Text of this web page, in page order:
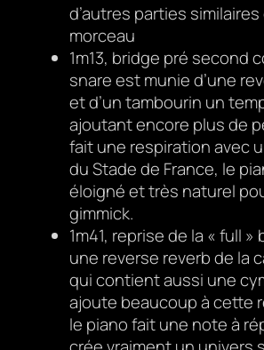
d’autres parties
morceau
1m13, bridge pré second
snare est munie d’une
et d’un tambourin un
ajoutant encore plus de
fait une respiration avec
du Stade de France, le
éloigné et très naturel
gimmick.
1m41, reprise de la « full
une reverse reverb de la
qui contient aussi une
ajoute beaucoup à cette
le piano fait une note à